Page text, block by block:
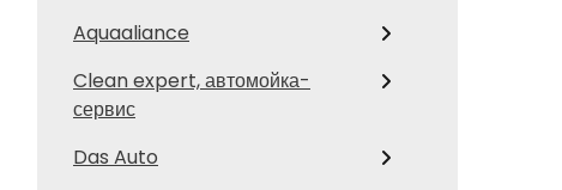
Aquaaliance
Clean expert, автомойка-
сервис
Das Auto